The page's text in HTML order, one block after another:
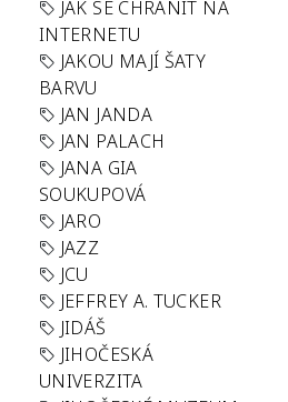
JAK SE CHRÁNIT NA
INTERNETU
JAKOU MAJÍ ŠATY
BARVU
JAN JANDA
JAN PALACH
JANA GIA
SOUKUPOVÁ
JARO
JAZZ
JCU
JEFFREY A. TUCKER
JIDÁŠ
JIHOČESKÁ
UNIVERZITA